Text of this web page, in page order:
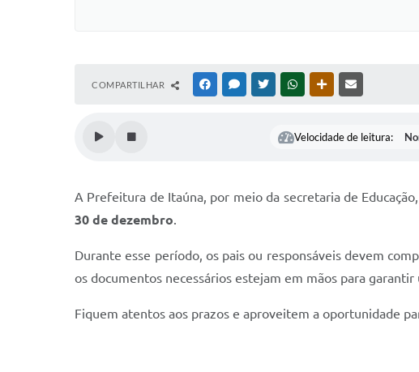
COMPARTILHAR FACEBOOKMESSENGER
TWITTERWHATSAPPOUTRAS MÍDIAS
Velocidade de leitura:
A Prefeitura de Itaúna, por meio da secretaria de
30 de dezembro.
Durante esse período, os pais ou responsáveis devem
os documentos necessários estejam em mãos para
Fiquem atentos aos prazos e aproveitem a oportunidade